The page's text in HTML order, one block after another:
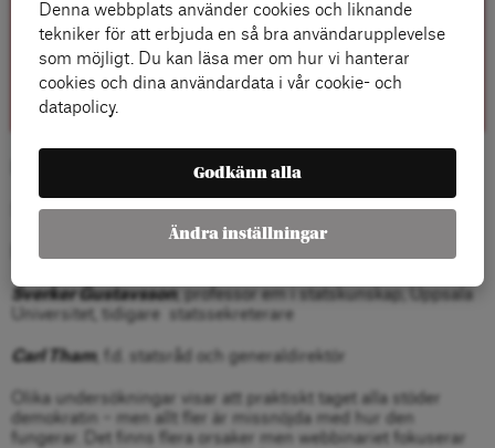
Digital föreläsning torsdag 8 september kl 16
Sänds påArenagruppens facebooksida
Ett samtal mellan
Sverker Gustavsson
Universitet, tidigare statssekreterare
Carl Tham, f.d. statsråd och generaldirektör
Olika undersökningar visar att praktiskt taget alla stöder
demokratin – men allt fler är missnöjda med hur den
fungerar. Det finns flera orsaker men webbinariet fokuserar
Denna webbplats använder cookies och liknande
tekniker för att erbjuda en så bra användarupplevelse
som möjligt. Du kan läsa mer om hur vi hanterar
cookies och dina användardata i vår cookie- och
datapolicy.
Godkänn alla
Ändra inställningar